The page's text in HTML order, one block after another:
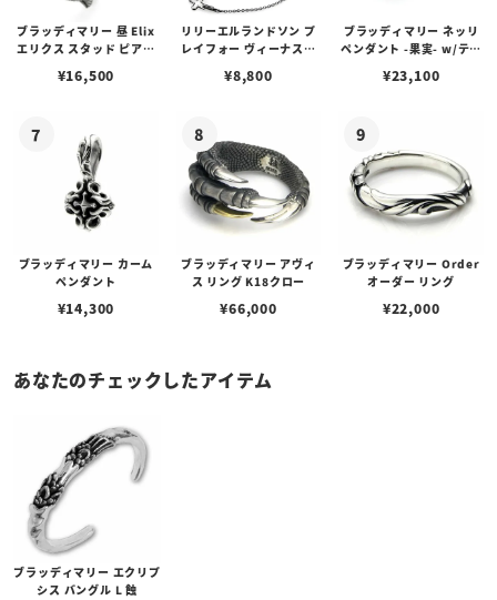
ブラッディマリー 昼 Elix
エリクス スタッド ピアス
¥16,500
リリーエルランドソン プ
レイフォー ヴィーナスチ
¥8,800
ブラッディマリー ネッリ
ペンダント -果実- w/ティ
¥23,100
ブラッディマリー カーム
ペンダント
¥14,300
ブラッディマリー アヴィ
ス リング K18クロー
¥66,000
ブラッディマリー Order
オーダー リング
¥22,000
あなたのチェックしたアイテム
ブラッディマリー エクリプ
シス バングル L 蝕